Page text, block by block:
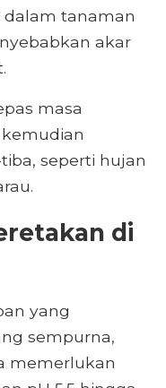
tanaman
akar
masa
seperti hujan
di
yang
sempurna,
memerlukan